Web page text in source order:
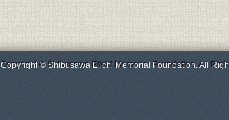
Copyright © Shibusawa Eiichi Memorial Foundation. All